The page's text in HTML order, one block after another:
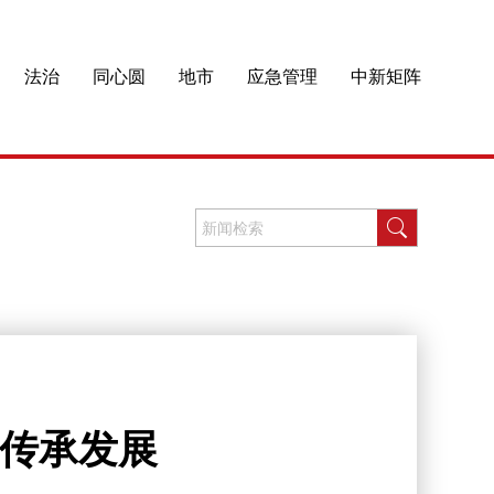
法治 同心圆 地市 应急管理 中新矩阵
承发展